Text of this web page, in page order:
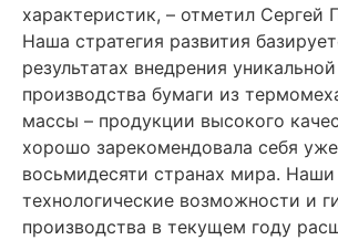
характеристик, – отметил Сергей
Наша стратегия развития
результатах внедрения
производства бумаги из
массы – продукции высокого
хорошо зарекомендовала себя
восьмидесяти странах мира. Наши
технологические возможности и
производства в текущем году